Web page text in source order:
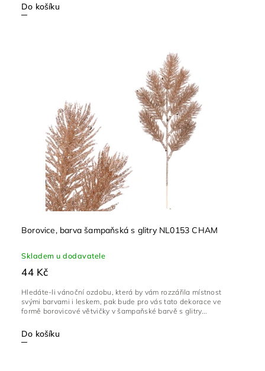
Do košíku
Borovice, barva šampaňská s glitry NL0153 CHAM
Skladem u dodavatele
44 Kč
Do košíku
Hledáte-li vánoční ozdobu, která by vám rozzářila místnost
svými barvami i leskem, pak bude pro vás tato dekorace ve
formě borovicové větvičky v šampaňské barvě s glitry...